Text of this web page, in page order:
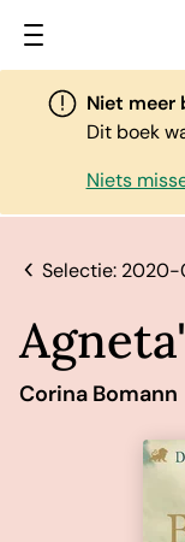
Niet meer
Dit boek
Niets
Selectie:
Corina Bomann